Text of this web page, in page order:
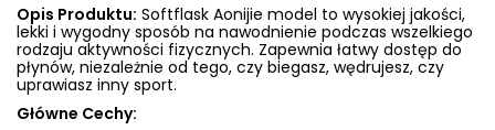
Opis Produktu: Softflask Aonijie model to wysokiej jakości,
lekki i wygodny sposób na nawodnienie podczas wszelkiego
rodzaju aktywności fizycznych. Zapewnia łatwy dostęp do
płynów, niezależnie od tego, czy biegasz, wędrujesz, czy
uprawiasz inny sport.
Główne Cechy: